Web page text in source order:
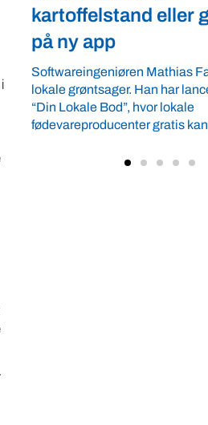
strategisk fordel
Arbejdsgiverforeningen GLS-A
landmænd – også i usikre tider.
velkommen ...